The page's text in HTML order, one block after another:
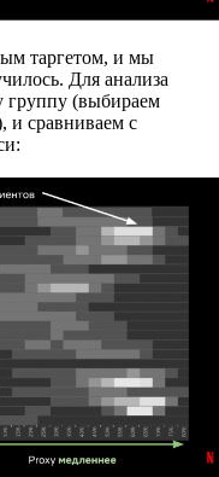
таргетом, и мы
Для анализа
группу (выбираем
и сравниваем с